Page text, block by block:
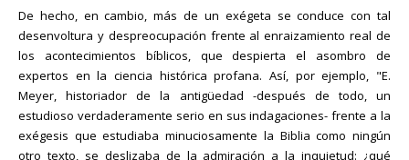
De hecho, en cambio, más de un exégeta se conduce con tal
desenvoltura y despreocupación frente al enraizamiento real de
los acontecimientos bíblicos, que despierta el asombro de
expertos en la ciencia histórica profana. Así, por ejemplo, "E.
Meyer, historiador de la antigüedad -después de todo, un
estudioso verdaderamente serio en sus indagaciones- frente a la
exégesis que estudiaba minuciosamente la Biblia como ningún
otro texto, se deslizaba de la admiración a la inquietud: ¿qué